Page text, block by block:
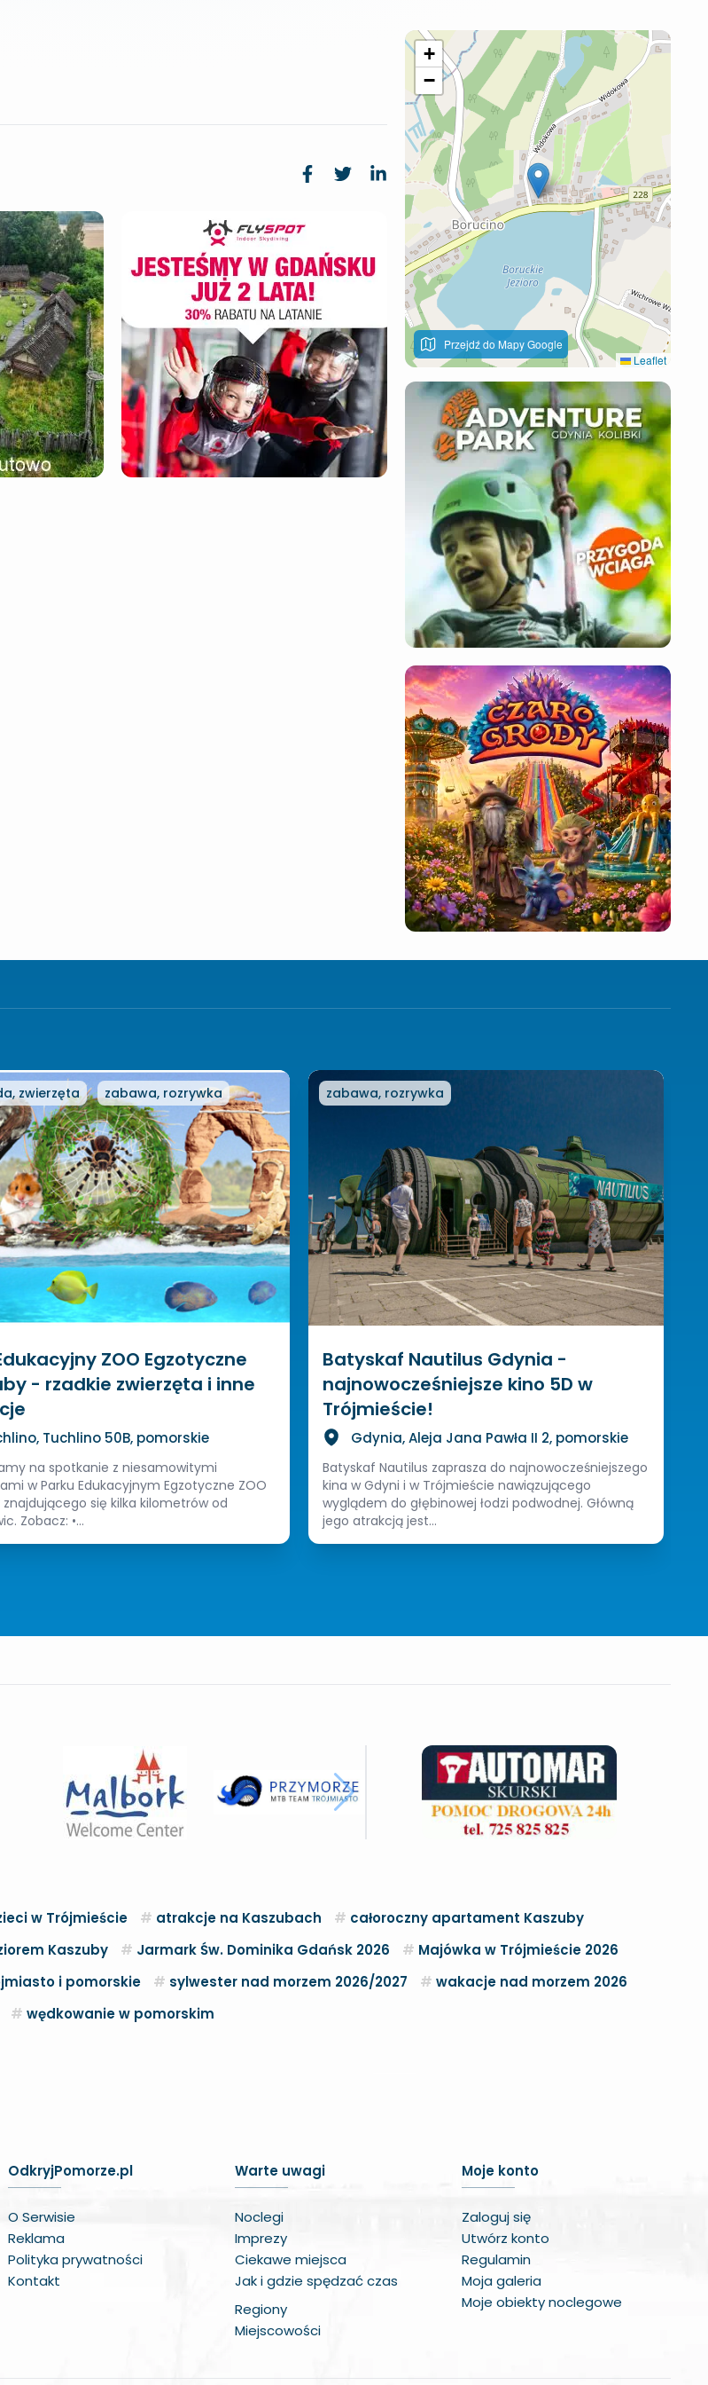
+
−
Przejdź do Mapy Google
Leaflet
zwierzęta zabawa, rozrywka
ZOO Egzotyczne
- rzadkie zwierzęta i inne
Tuchlino 50B, pomorskie
na spotkanie z niesamowitymi
w Parku Edukacyjnym Egzotyczne ZOO
znajdującego się kilka kilometrów od
Zobacz: •...
zabawa, rozrywka
Batyskaf Nautilus Gdynia -
najnowocześniejsze kino 5D w
Trójmieście!
Gdynia, Aleja Jana Pawła II 2, pomorskie
Batyskaf Nautilus zaprasza do najnowocześniejszego
kina w Gdyni i w Trójmieście nawiązującego
wyglądem do głębinowej łodzi podwodnej. Główną
jego atrakcją jest...
w Trójmieście atrakcje na Kaszubach
całoroczny apartament Kaszuby
Kaszuby Jarmark Św. Dominika Gdańsk 2026
Majówka w Trójmieście 2026
i pomorskie sylwester nad morzem 2026/2027
wakacje nad morzem 2026
wędkowanie w pomorskim
OdkryjPomorze.pl
O Serwisie
Reklama
Polityka prywatności
Kontakt
Warte uwagi
Noclegi
Imprezy
Ciekawe miejsca
Jak i gdzie spędzać czas
Regiony
Miejscowości
Moje konto
Zaloguj się
Utwórz konto
Regulamin
Moja galeria
Moje obiekty noclegowe
Zwiększ odstęp w treści
Zmniejsz odstęp w treści
Negatywne kolory
Odcienie szarości